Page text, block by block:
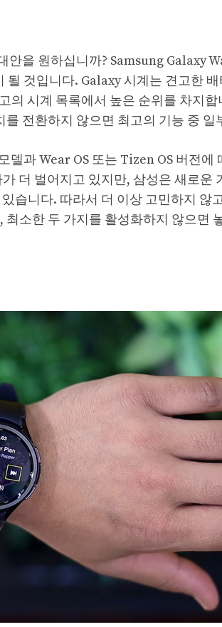
을 원하십니까? Samsung Galaxy
것입니다. Galaxy 시계는 견고한
의 시계 목록에서 높은 순위를 차지
전환하지 않으면 최고의 기능 중 일
델과 Wear OS 또는 Tizen OS 버전에
더 벌어지고 있지만, 삼성은 새로운
습니다. 따라서 더 이상 고민하지 않
소한 두 가지를 활성화하지 않으면